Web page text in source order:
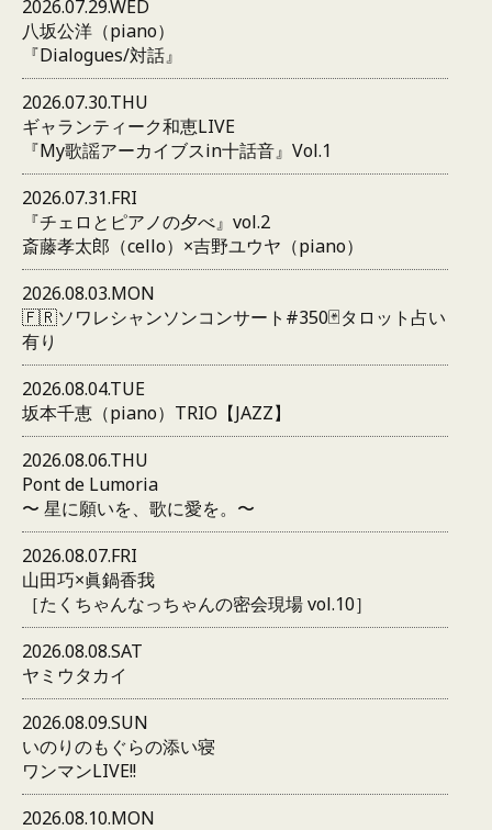
2026.07.29.WED
八坂公洋（piano）
『Dialogues/対話』
2026.07.30.THU
ギャランティーク和恵LIVE
『My歌謡アーカイブスin十話音』Vol.1
2026.07.31.FRI
『チェロとピアノの夕べ』vol.2
斎藤孝太郎（cello）×吉野ユウヤ（piano）
2026.08.03.MON
🇫🇷ソワレシャンソンコンサート#350🃏タロット占い
有り
2026.08.04.TUE
坂本千恵（piano）TRIO【JAZZ】
2026.08.06.THU
Pont de Lumoria
〜 星に願いを、歌に愛を。〜
2026.08.07.FRI
山田巧×眞鍋香我
［たくちゃんなっちゃんの密会現場 vol.10］
2026.08.08.SAT
ヤミウタカイ
2026.08.09.SUN
いのりのもぐらの添い寝
ワンマンLIVE!!
2026.08.10.MON